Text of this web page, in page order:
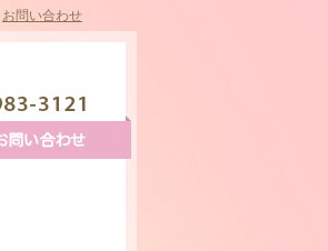
お問い合わせ